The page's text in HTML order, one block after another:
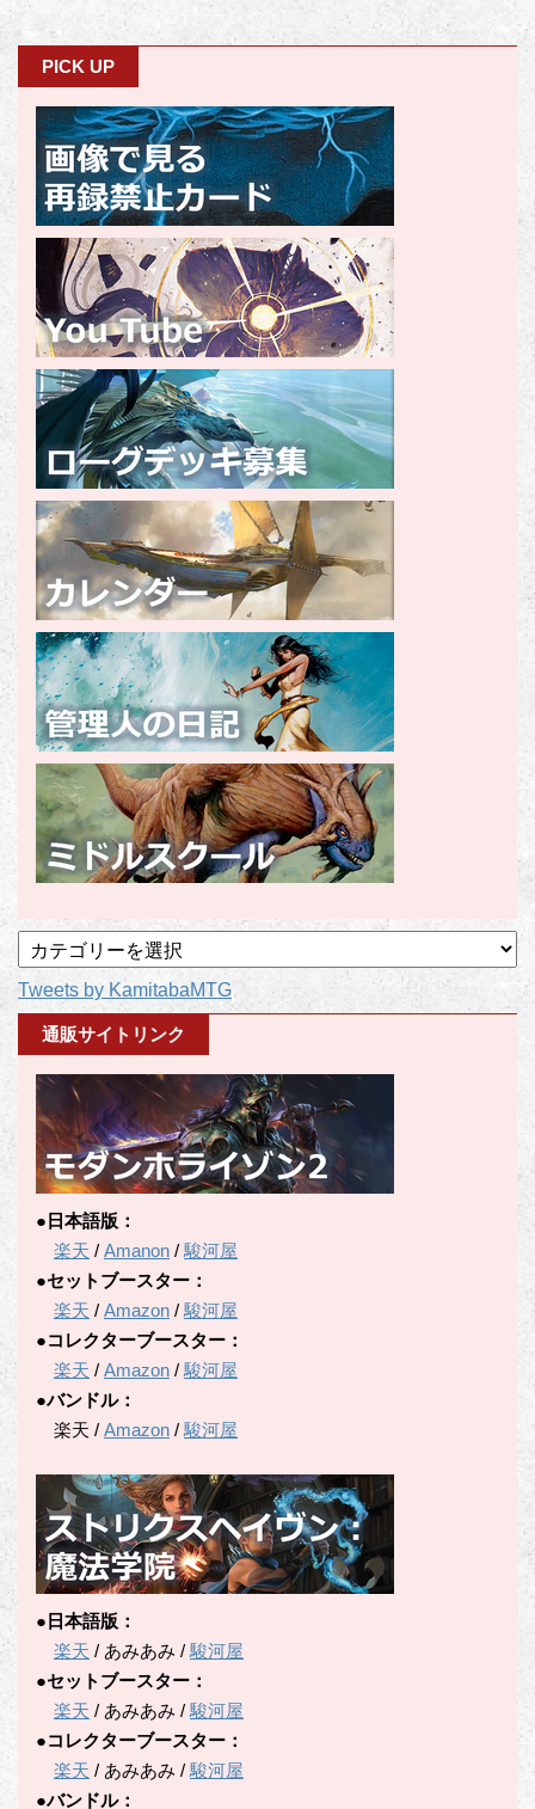
PICK UP
事
カ
テ
Tweets by KamitabaMTG
通販サイトリンク
●日本語版：
楽天 / Amanon /駿河屋
●セットブースター：
楽天 / Amazon /駿河屋
●コレクターブースター：
楽天 / Amazon /駿河屋
●バンドル：
楽天 / Amazon /駿河屋
●日本語版：
楽天 / あみあみ /駿河屋
●セットブースター：
楽天 / あみあみ /駿河屋
●コレクターブースター：
楽天 / あみあみ /駿河屋
●バンドル：